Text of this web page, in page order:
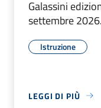
Galassini
settembre 2026.
Istruzione
LEGGI DI PIÙ